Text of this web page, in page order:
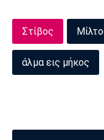
Μπορούσια
Ντόρτμουντ
Στίβος
άλμα εις μήκος